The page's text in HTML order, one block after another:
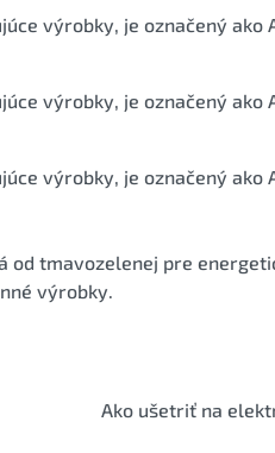
výrobky, je označený ako
výrobky, je označený ako
výrobky, je označený ako
od tmavozelenej pre
výrobky.
Ako ušetriť na